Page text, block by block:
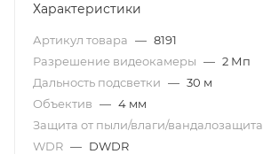
Характеристики
Артикул товара — 8191
Разрешение видеокамеры — 2 Мп
Дальность подсветки — 30 м
Объектив — 4 мм
Защита от пыли/влаги/вандалозащита
WDR — DWDR